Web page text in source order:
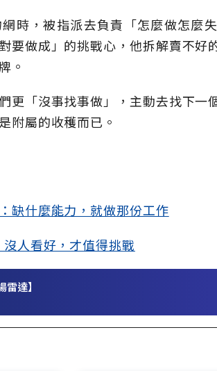
時，被指派去負責「怎麼做怎麼
要做成」的挑戰心，他拆解賣不好
。
更「沒事找事做」，主動去找下一
附屬的收穫而已。
缺什麼能力，就做那份工作
人看好，才值得挑戰
達】